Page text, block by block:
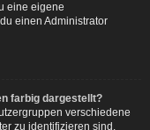
eine eigene
einen Administrator
farbig dargestellt?
verschiedene
zu identifizieren sind.